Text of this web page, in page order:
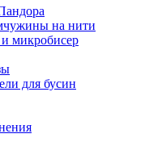
на нити
микробисер
для бусин